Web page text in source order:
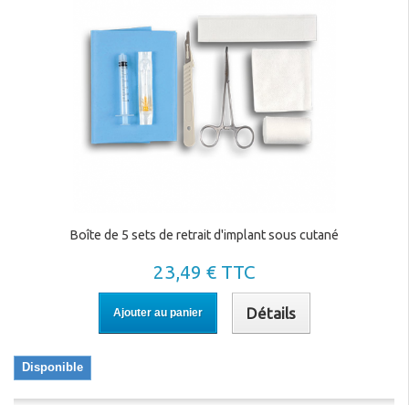
Boîte de 5 sets de retrait d'implant sous cutané
23,49 € TTC
Ajouter au panier Détails
Disponible